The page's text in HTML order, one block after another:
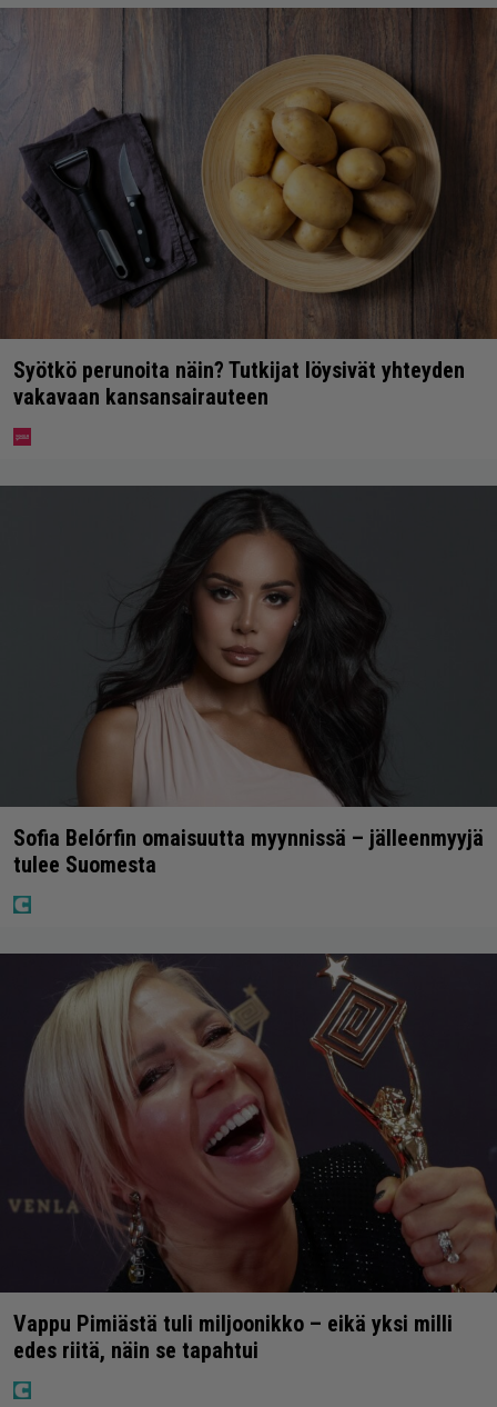
Syötkö perunoita näin? Tutkijat löysivät yhteyden
vakavaan kansansairauteen
Sofia Belórfin omaisuutta myynnissä – jälleenmyyjä
tulee Suomesta
Vappu Pimiästä tuli miljoonikko – eikä yksi milli
edes riitä, näin se tapahtui